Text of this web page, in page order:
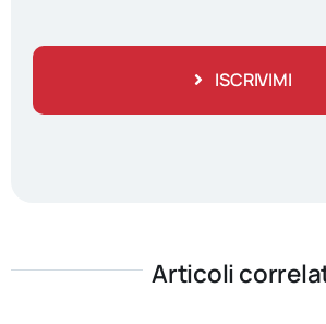
ISCRIVIMI
Articoli